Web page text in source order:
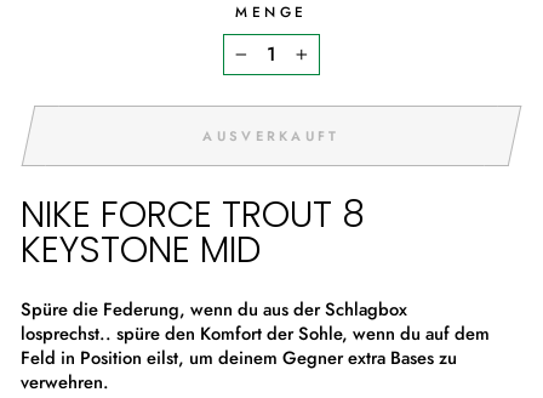
MENGE
− +
AUSVERKAUFT
NIKE FORCE TROUT 8
KEYSTONE MID
Spüre die Federung, wenn du aus der Schlagbox
losprechst.. spüre den Komfort der Sohle, wenn du auf dem
Feld in Position eilst, um deinem Gegner extra Bases zu
verwehren.